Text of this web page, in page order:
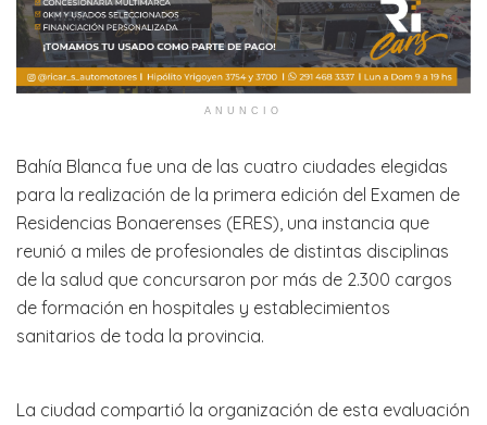
ANUNCIO
Bahía Blanca fue una de las cuatro ciudades elegidas
para la realización de la primera edición del Examen de
Residencias Bonaerenses (ERES), una instancia que
reunió a miles de profesionales de distintas disciplinas
de la salud que concursaron por más de 2.300 cargos
de formación en hospitales y establecimientos
sanitarios de toda la provincia.
La ciudad compartió la organización de esta evaluación